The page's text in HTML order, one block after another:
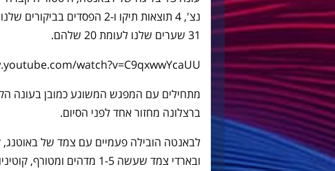
נצ', 4 תוצאות תיקו ו-2
31 שערים שלנו לעומת 20 שלהם.
watch?v=C9qxwwYcaUU
מתחילים עם המפגש המשוגע כמובן בעונה
ברצלונה מחזור אחד לפני הסיום.
לבאנטה הובילה פעמיים עם צמד של באוטנג,
ובארדי צמד שעשה 1-5